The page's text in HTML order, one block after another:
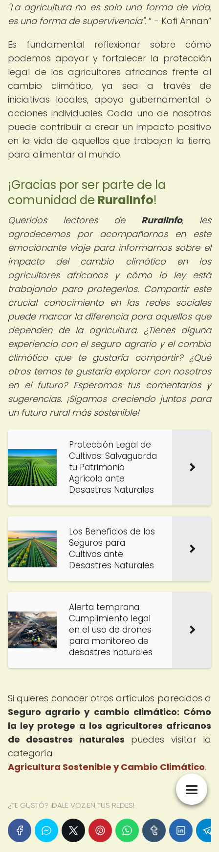
"La agricultura no es solo una forma de vida,
es una forma de supervivencia".
- Kofi Annan
Es fundamental reflexionar sobre cómo
podemos apoyar y fortalecer la protección
legal de los agricultores africanos frente al
cambio climático, ya sea a través de
iniciativas locales, apoyo gubernamental o
acciones individuales. Cada uno de nosotros
puede contribuir a crear un impacto positivo
en la vida de aquellos que trabajan la tierra
para alimentar al mundo.
¡Gracias por ser parte de la
comunidad de RuralInfo!
Queridos lectores de RuralInfo, les
agradecemos por acompañarnos en este
emocionante viaje para informarnos sobre el
impacto del cambio climático en los
agricultores africanos y cómo la ley está
trabajando para protegerlos. Compartir este
crucial conocimiento en las redes sociales
puede marcar la diferencia para aquellos que
dependen de la agricultura. ¿Tienes alguna
experiencia con el seguro agrario y el cambio
climático que te gustaría compartir? ¿Qué
otros temas te gustaría explorar con nosotros
en el futuro? Esperamos tus comentarios y
sugerencias. ¡Sigamos creciendo juntos para
un futuro rural más sostenible!
Protección Legal de
Cultivos: Salvaguarda
tu Patrimonio
Agrícola ante
Desastres Naturales
Los Beneficios de los
Seguros para
Cultivos ante
Desastres Naturales
Alerta temprana:
Cumplimiento legal
en el uso de drones
para monitoreo de
desastres naturales
Si quieres conocer otros artículos parecidos a
Seguro agrario y cambio climático: Cómo
la ley protege a los agricultores africanos
de desastres naturales puedes visitar la
categoría
Agricultura Sostenible y Cambio Climático.
¿TE GUSTÓ? ¡DALE VOZ EN TUS REDES!